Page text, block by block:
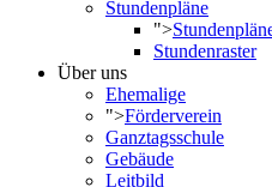
Stundenpläne
">
Stundenraster
Über uns
Ehemalige
">Förderverein
Ganztagsschule
Gebäude
Leitbild